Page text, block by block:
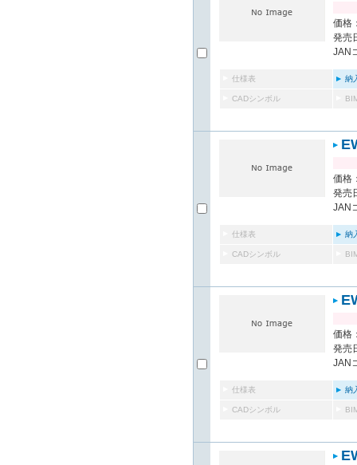
価格
発売
JAN
仕様表 納
CADシンボル
価格
発売
JAN
仕様表 納
CADシンボル
価格
発売
JAN
仕様表 納
CADシンボル